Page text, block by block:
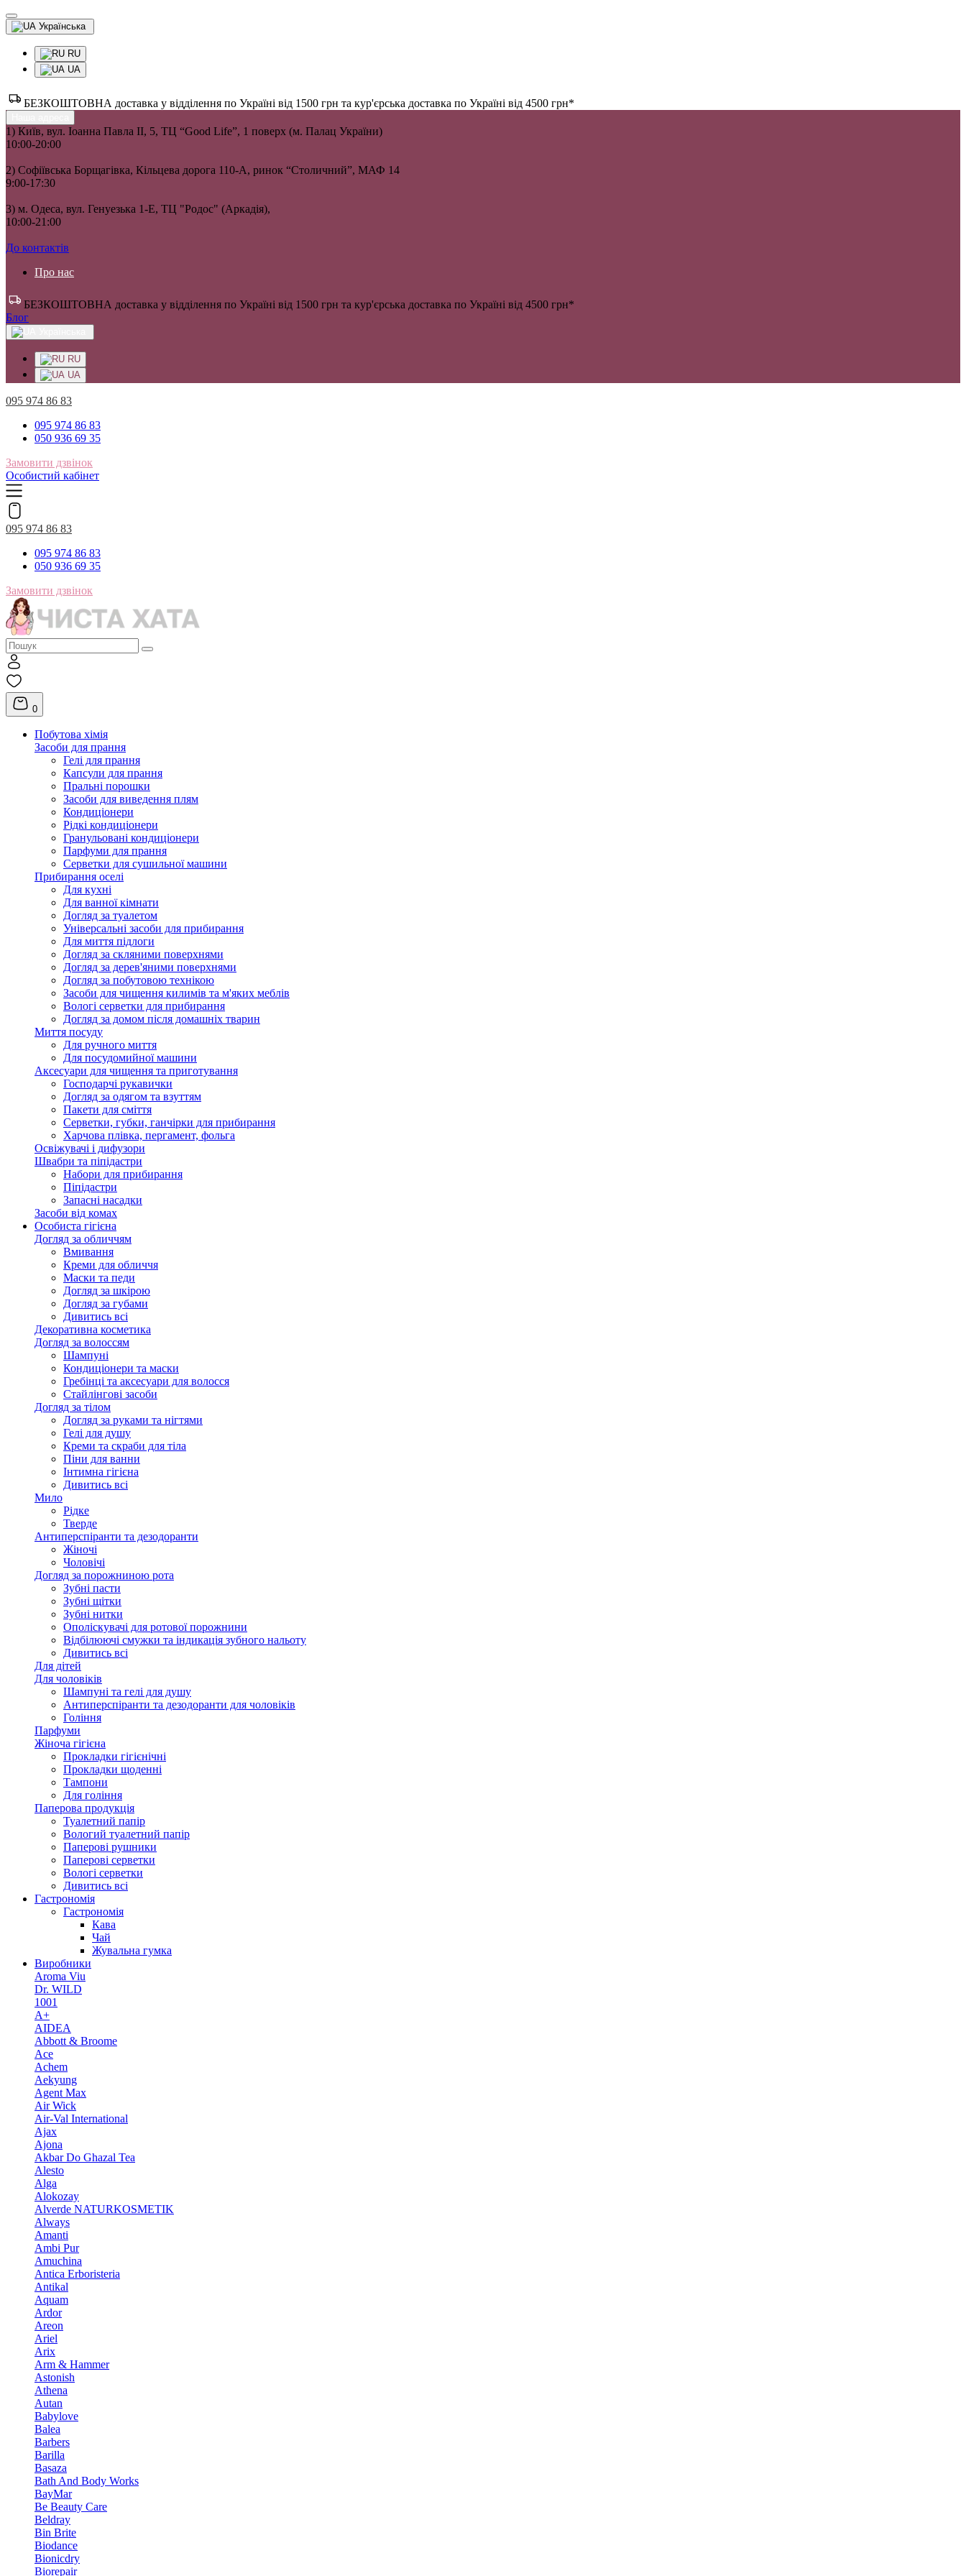
Українська
RU
UA
БЕЗКОШТОВНА доставка у відділення по Україні від 1500 грн та кур'єрська доставка по Україні від 4500 грн*
1) Київ, вул. Іоанна Павла II, 5, ТЦ “Good Life”, 1 поверх (м. Палац України)
10:00-20:00
2) Софіївська Борщагівка, Кільцева дорога 110-А, ринок “Столичний”, МАФ 14
9:00-17:30
3) м. Одеса, вул. Генуезька 1-Е, ТЦ "Родос" (Аркадія),
10:00-21:00
До контактів
Про нас
БЕЗКОШТОВНА доставка у відділення по Україні від 1500 грн та кур'єрська доставка по Україні від 4500 грн*
Блог
RU
UA
095 974 86 83
095 974 86 83
050 936 69 35
Замовити дзвінок
Особистий кабінет
095 974 86 83
095 974 86 83
050 936 69 35
Замовити дзвінок
0
Побутова хімія
Засоби для прання
Гелі для прання
Капсули для прання
Пральні порошки
Засоби для виведення плям
Кондиціонери
Рідкі кондиціонери
Гранульовані кондиціонери
Парфуми для прання
Серветки для сушильної машини
Прибирання оселі
Для кухні
Для ванної кімнати
Догляд за туалетом
Універсальні засоби для прибирання
Для миття підлоги
Догляд за скляними поверхнями
Догляд за дерев'яними поверхнями
Догляд за побутовою технікою
Засоби для чищення килимів та м'яких меблів
Вологі серветки для прибирання
Догляд за домом після домашніх тварин
Миття посуду
Для ручного миття
Для посудомийної машини
Аксесуари для чищення та приготування
Господарчі рукавички
Догляд за одягом та взуттям
Пакети для сміття
Серветки, губки, ганчірки для прибирання
Харчова плівка, пергамент, фольга
Освіжувачі і дифузори
Швабри та піпідастри
Набори для прибирання
Піпідастри
Запасні насадки
Засоби від комах
Особиста гігієна
Догляд за обличчям
Вмивання
Креми для обличчя
Маски та педи
Догляд за шкірою
Догляд за губами
Дивитись всі
Декоративна косметика
Догляд за волоссям
Шампуні
Кондиціонери та маски
Гребінці та аксесуари для волосся
Стайлінгові засоби
Догляд за тілом
Догляд за руками та нігтями
Гелі для душу
Креми та скраби для тіла
Піни для ванни
Інтимна гігієна
Дивитись всі
Мило
Рідке
Тверде
Антиперспіранти та дезодоранти
Жіночі
Чоловічі
Догляд за порожниною рота
Зубні пасти
Зубні щітки
Зубні нитки
Ополіскувачі для ротової порожнини
Відбілюючі смужки та індикація зубного нальоту
Дивитись всі
Для дітей
Для чоловіків
Шампуні та гелі для душу
Антиперспіранти та дезодоранти для чоловіків
Гоління
Парфуми
Жіноча гігієна
Прокладки гігієнічні
Прокладки щоденні
Тампони
Для гоління
Паперова продукція
Туалетний папір
Вологий туалетний папір
Паперові рушники
Паперові серветки
Вологі серветки
Дивитись всі
Гастрономія
Гастрономія
Кава
Чай
Жувальна гумка
Виробники
Aroma Viu
Dr. WILD
1001
A+
AIDEA
Abbott & Broome
Ace
Achem
Aekyung
Agent Max
Air Wick
Air-Val International
Ajax
Ajona
Akbar Do Ghazal Tea
Alesto
Alga
Alokozay
Alverde NATURKOSMETIK
Always
Amanti
Ambi Pur
Amuchina
Antica Erboristeria
Antikal
Aquam
Ardor
Areon
Ariel
Arix
Arm & Hammer
Astonish
Athena
Autan
Babylove
Balea
Barbers
Barilla
Basaza
Bath And Body Works
BayMar
Be Beauty Care
Beldray
Bin Brite
Biodance
Bionicdry
Biorepair